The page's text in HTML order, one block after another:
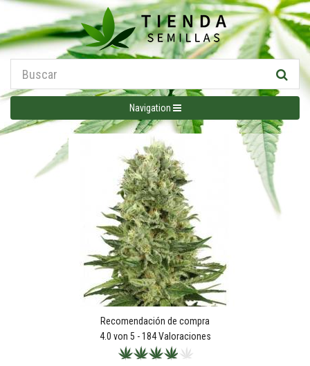
Navigation
Recomendación de compra
4.0 von 5 -184Valoraciones